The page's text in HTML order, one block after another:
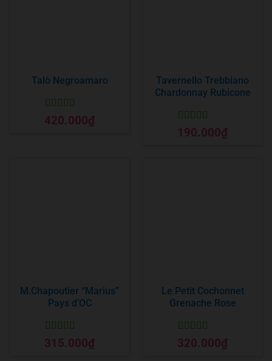
Talò Negroamaro
Được xếp
hạng55 sao
420.000₫
Tavernello Trebbiano
Chardonnay Rubicone
Được xếp
hạng55 sao
190.000₫
M.Chapoutier “Marius”
Pays d’OC
Được xếp
hạng55 sao
315.000₫
Le Petit Cochonnet
Grenache Rose
Được xếp
hạng55 sao
320.000₫